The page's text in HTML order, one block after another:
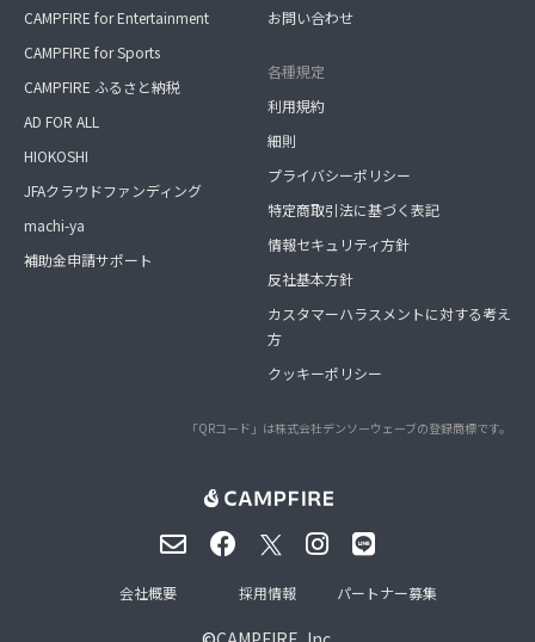
CAMPFIRE for Entertainment
CAMPFIRE for Sports
CAMPFIRE ふるさと納税
AD FOR ALL
HIOKOSHI
JFAクラウドファンディング
machi-ya
補助金申請サポート
お問い合わせ
各種規定
利用規約
細則
プライバシーポリシー
特定商取引法に基づく表記
情報セキュリティ方針
反社基本方針
カスタマーハラスメントに対する考え
方
クッキーポリシー
「QRコード」は株式会社デンソーウェーブの登録商標です。
会社概要 採用情報 パートナー募集